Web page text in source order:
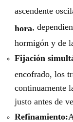
ascendente
hora,
hormigón y de
Fijación
encofrado, los
continuamente
justo antes de
Refinamiento: